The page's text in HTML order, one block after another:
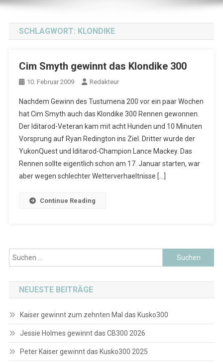
SCHLAGWORT: KLONDIKE
Cim Smyth gewinnt das Klondike 300
10. Februar 2009 Redakteur
Nachdem Gewinn des Tustumena 200 vor ein paar Wochen
hat Cim Smyth auch das Klondike 300 Rennen gewonnen.
Der Iditarod-Veteran kam mit acht Hunden und 10 Minuten
Vorsprung auf Ryan Redington ins Ziel. Dritter wurde der
YukonQuest und Iditarod-Champion Lance Mackey. Das
Rennen sollte eigentlich schon am 17. Januar starten, war
aber wegen schlechter Wetterverhaeltnisse […]
Continue Reading
Suchen
nach:
NEUESTE BEITRÄGE
Kaiser gewinnt zum zehnten Mal das Kusko300
Jessie Holmes gewinnt das CB300 2026
Peter Kaiser gewinnt das Kusko300 2025